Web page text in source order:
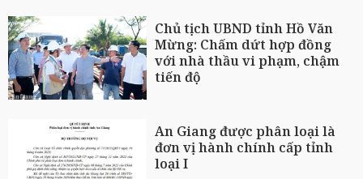
Chủ tịch UBND tỉnh Hồ Văn
Mừng: Chấm dứt hợp đồng
với nhà thầu vi phạm, chậm
tiến độ
An Giang được phân loại là
đơn vị hành chính cấp tỉnh
loại I